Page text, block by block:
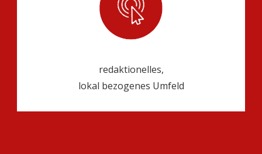
redaktionelles,
lokal bezogenes Umfeld